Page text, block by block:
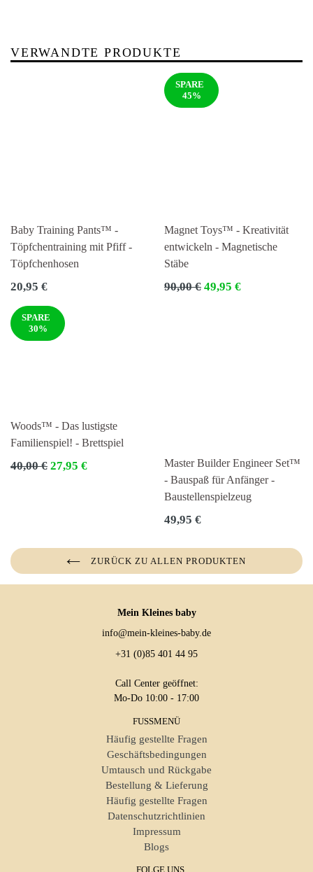
VERWANDTE PRODUKTE
Baby Training Pants™ -
Töpfchentraining mit Pfiff -
Töpfchenhosen
Normaler
20,95 €
SPARE
45%
Magnet Toys™ - Kreativität
entwickeln - Magnetische
Stäbe
Normaler
90,00 € 49,95 €
SPARE
30%
Woods™ - Das lustigste
Familienspiel! - Brettspiel
Normaler
40,00 € 27,95 €
Master Builder Engineer Set™
- Bauspaß für Anfänger -
Baustellenspielzeug
Normaler
49,95 €
ZURÜCK ZU ALLEN PRODUKTEN
Mein Kleines baby
info@mein-kleines-baby.de
+31 (0)85 401 44 95
Call Center geöffnet:
Mo-Do 10:00 - 17:00
FUSSMENÜ
Häufig gestellte Fragen
Geschäftsbedingungen
Umtausch und Rückgabe
Bestellung & Lieferung
Häufig gestellte Fragen
Datenschutzrichtlinien
Impressum
Blogs
FOLGE UNS